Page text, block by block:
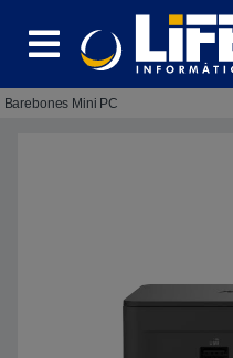
Barebones Mini PC